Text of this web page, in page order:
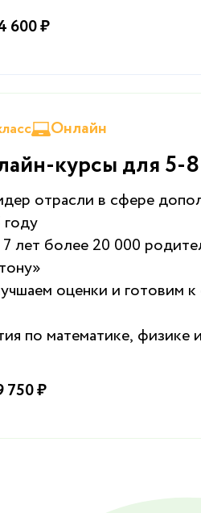
600 ₽
Онлайн
курсы для 5-8
отрасли в сфере
лет более 20 000
оценки и готовим
по математике, физике
750 ₽